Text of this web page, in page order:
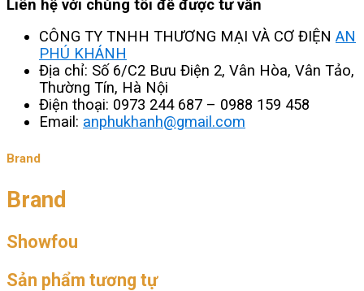
Liên hệ với chúng tôi để được tư vấn
CÔNG TY TNHH THƯƠNG MẠI VÀ CƠ ĐIỆN AN
PHÚ KHÁNH
Địa chỉ: Số 6/C2 Bưu Điện 2, Vân Hòa, Vân Tảo,
Thường Tín, Hà Nội
Điện thoại: 0973 244 687 – 0988 159 458
Email: anphukhanh@gmail.com
Brand
Brand
Showfou
Sản phẩm tương tự